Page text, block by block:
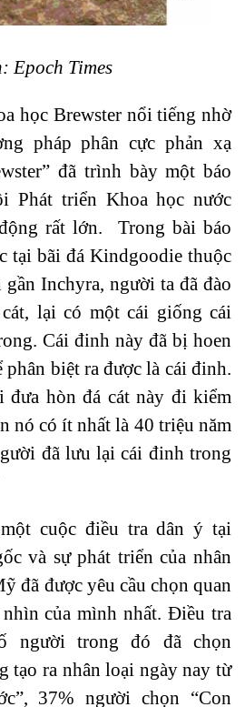
Epoch Times
học Brewster nổi tiếng nhờ
pháp phân cực phản xạ
đã trình bày một báo
Phát triển Khoa học nước
rất lớn. Trong bài báo
tại bãi đá Kindgoodie thuộc
Inchyra, người ta đã đào
lại có một cái giống cái
Cái đinh này đã bị hoen
biệt ra được là cái đinh.
đưa hòn đá cát này đi kiểm
nó có ít nhất là 40 triệu năm
đã lưu lại cái đinh trong
cuộc điều tra dân ý tại
và sự phát triển của nhân
đã được yêu cầu chọn quan
của mình nhất. Điều tra
người trong đó đã chọn
tạo ra nhân loại ngày nay từ
37% người chọn “Con